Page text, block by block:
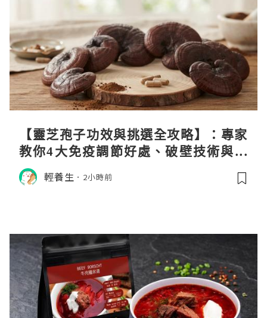
【靈芝孢子功效與挑選全攻略】：專家
教你4大免疫調節好處、破壁技術與挑
選秘訣
輕養生 2小時前